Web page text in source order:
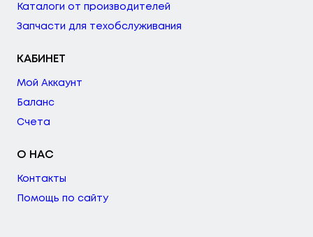
Каталоги от производителей
Запчасти для техобслуживания
КАБИНЕТ
Мой Аккаунт
Баланс
Счета
О НАС
Контакты
Помощь по сайту